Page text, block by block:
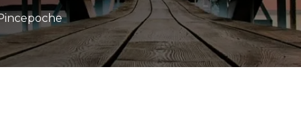
NOUS REJOINDRE PODCAST